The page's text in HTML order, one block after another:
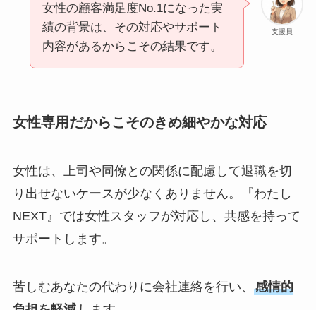
支援員
女性の顧客満足度No.1になった実
績の背景は、その対応やサポート
内容があるからこその結果です。
女性専用だからこそのきめ細やかな対応
女性は、上司や同僚との関係に配慮して退職を切
り出せないケースが少なくありません。『わたし
NEXT』では女性スタッフが対応し、共感を持って
サポートします。
苦しむあなたの代わりに会社連絡を行い、 感情的